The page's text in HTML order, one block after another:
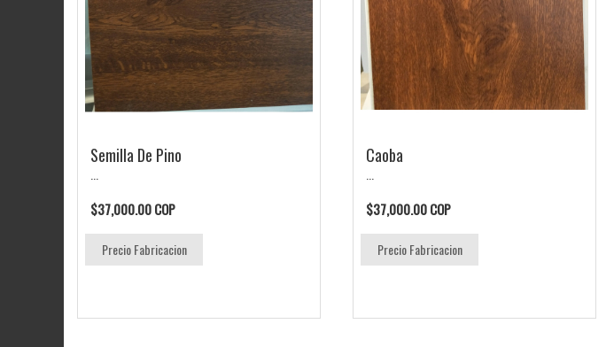
Semilla De Pino
$37,000.00 COP
Precio Fabricacion
Caoba
$37,000.00 COP
Precio Fabricacion